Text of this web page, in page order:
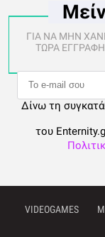
ΓΙΑ ΝΑ ΜΗΝ
ΤΩΡΑ ΕΓΓΡΑΦΗ
Δίνω τη
του
VIDEOGAMES